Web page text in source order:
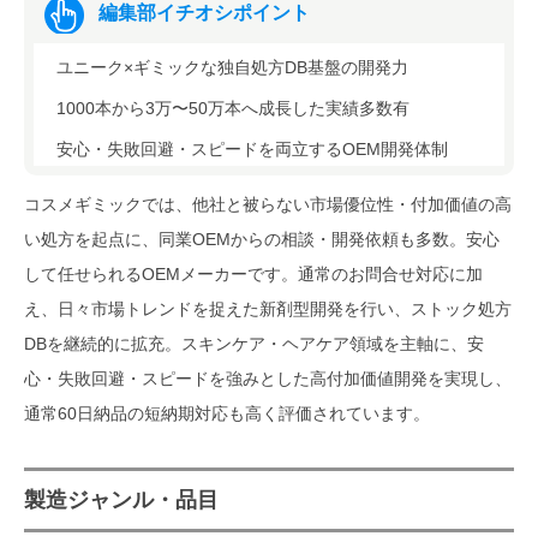
編集部イチオシポイント
ユニーク×ギミックな独自処方DB基盤の開発力
1000本から3万〜50万本へ成長した実績多数有
安心・失敗回避・スピードを両立するOEM開発体制
コスメギミックでは、他社と被らない市場優位性・付加価値の高
い処方を起点に、同業OEMからの相談・開発依頼も多数。安心
して任せられるOEMメーカーです。通常のお問合せ対応に加
え、日々市場トレンドを捉えた新剤型開発を行い、ストック処方
DBを継続的に拡充。スキンケア・ヘアケア領域を主軸に、安
心・失敗回避・スピードを強みとした高付加価値開発を実現し、
通常60日納品の短納期対応も高く評価されています。
製造ジャンル・品目